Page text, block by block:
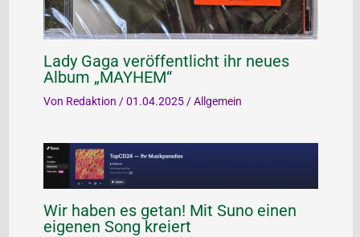
Lady Gaga veröffentlicht ihr neues
Album „MAYHEM“
Von Redaktion /01.04.2025 /Allgemein
Wir haben es getan! Mit Suno einen
eigenen Song kreiert